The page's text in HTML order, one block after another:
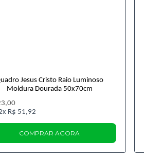
Jesus Cristo Raio Luminoso
Moldura Dourada 50x70cm
R$ 51,92
COMPRAR AGORA